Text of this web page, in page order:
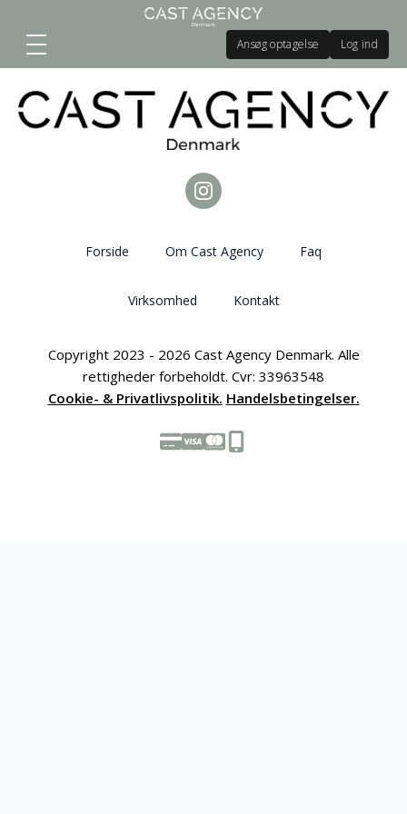
Ansøg optagelse Log ind
Forside Om Cast Agency Faq
Virksomhed Kontakt
Copyright 2023 - 2026 Cast Agency Denmark. Alle
rettigheder forbeholdt. Cvr: 33963548
Cookie- & Privatlivspolitik. Handelsbetingelser.